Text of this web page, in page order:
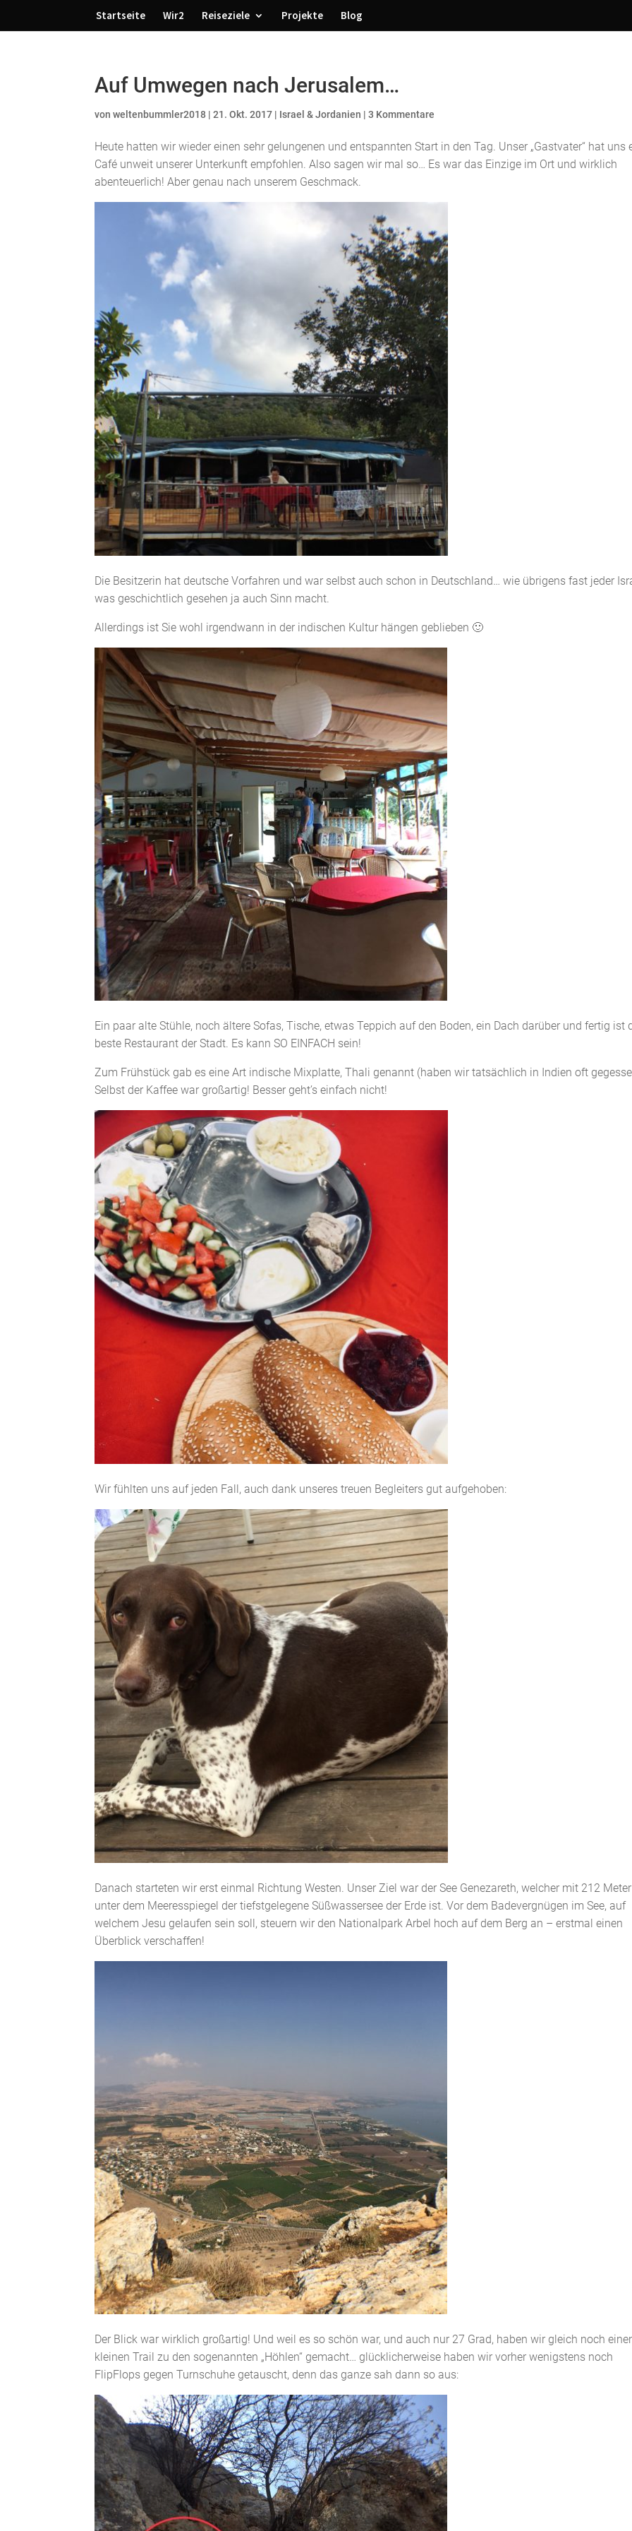
Startseite Wir2 Reiseziele Projekte Blog
Auf Umwegen nach Jerusalem…
vonweltenbummler2018 |21. Okt. 2017 | Israel & Jordanien |3 Kommentare
Heute hatten wir wieder einen sehr gelungenen und entspannten Start in den Tag. Unser „Gastvater“ hat uns
Café unweit unserer Unterkunft empfohlen. Also sagen wir mal so… Es war das Einzige im Ort und wirklich
abenteuerlich! Aber genau nach unserem Geschmack.
Die Besitzerin hat deutsche Vorfahren und war selbst auch schon in Deutschland… wie übrigens fast jeder
was geschichtlich gesehen ja auch Sinn macht.
Allerdings ist Sie wohl irgendwann in der indischen Kultur hängen geblieben 🙂
Ein paar alte Stühle, noch ältere Sofas, Tische, etwas Teppich auf den Boden, ein Dach darüber und fertig ist
beste Restaurant der Stadt. Es kann SO EINFACH sein!
Zum Frühstück gab es eine Art indische Mixplatte, Thali genannt (haben wir tatsächlich in Indien oft
Selbst der Kaffee war großartig! Besser geht’s einfach nicht!
Wir fühlten uns auf jeden Fall, auch dank unseres treuen Begleiters gut aufgehoben:
Danach starteten wir erst einmal Richtung Westen. Unser Ziel war der See Genezareth, welcher mit 212
unter dem Meeresspiegel der tiefstgelegene Süßwassersee der Erde ist. Vor dem Badevergnügen im See, auf
welchem Jesu gelaufen sein soll, steuern wir den Nationalpark Arbel hoch auf dem Berg an – erstmal einen
Überblick verschaffen!
Der Blick war wirklich großartig! Und weil es so schön war, und auch nur 27 Grad, haben wir gleich noch
kleinen Trail zu den sogenannten „Höhlen“ gemacht… glücklicherweise haben wir vorher wenigstens noch
FlipFlops gegen Turnschuhe getauscht, denn das ganze sah dann so aus: